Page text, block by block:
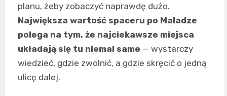
planu, żeby zobaczyć naprawdę dużo.
Największa wartość spaceru po Maladze
polega na tym, że najciekawsze miejsca
układają się tu niemal same — wystarczy
wiedzieć, gdzie zwolnić, a gdzie skręcić o jedną
ulicę dalej.